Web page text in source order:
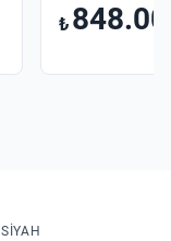
₺
SIYAH